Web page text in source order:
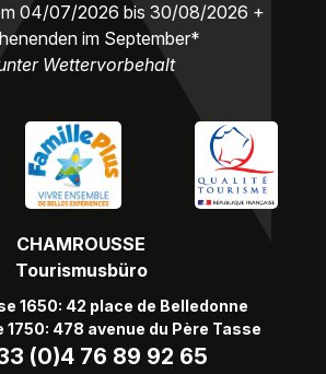
CHAMROUSSE
Tourismusbüro
1650: 42 place de Belledonne
1750: 478 avenue du Père Tasse
(0)4 76 89 92 65
04/07/2026 bis 30/08/2026 +
im September*
Wettervorbehalt